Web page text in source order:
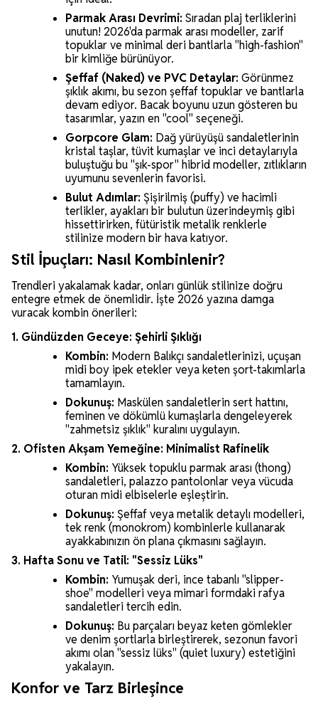
Parmak Arası Devrimi: Sıradan plaj terliklerini
unutun! 2026'da parmak arası modeller, zarif
topuklar ve minimal deri bantlarla "high-fashion"
bir kimliğe bürünüyor.
Şeffaf (Naked) ve PVC Detaylar: Görünmez
şıklık akımı, bu sezon şeffaf topuklar ve bantlarla
devam ediyor. Bacak boyunu uzun gösteren bu
tasarımlar, yazın en "cool" seçeneği.
Gorpcore Glam: Dağ yürüyüşü sandaletlerinin
kristal taşlar, tüvit kumaşlar ve inci detaylarıyla
buluştuğu bu "şık-spor" hibrid modeller, zıtlıkların
uyumunu sevenlerin favorisi.
Bulut Adımlar: Şişirilmiş (puffy) ve hacimli
terlikler, ayakları bir bulutun üzerindeymiş gibi
hissettirirken, fütüristik metalik renklerle
stilinize modern bir hava katıyor.
Stil İpuçları: Nasıl Kombinlenir?
Trendleri yakalamak kadar, onları günlük stilinize doğru
entegre etmek de önemlidir. İşte 2026 yazına damga
vuracak kombin önerileri:
1. Gündüzden Geceye: Şehirli Şıklığı
Kombin: Modern Balıkçı sandaletlerinizi, uçuşan
midi boy ipek etekler veya keten şort-takımlarla
tamamlayın.
Dokunuş: Maskülen sandaletlerin sert hattını,
feminen ve dökümlü kumaşlarla dengeleyerek
"zahmetsiz şıklık" kuralını uygulayın.
2. Ofisten Akşam Yemeğine: Minimalist Rafinelik
Kombin: Yüksek topuklu parmak arası (thong)
sandaletleri, palazzo pantolonlar veya vücuda
oturan midi elbiselerle eşleştirin.
Dokunuş: Şeffaf veya metalik detaylı modelleri,
tek renk (monokrom) kombinlerle kullanarak
ayakkabınızın ön plana çıkmasını sağlayın.
3. Hafta Sonu ve Tatil: "Sessiz Lüks"
Kombin: Yumuşak deri, ince tabanlı "slipper-
shoe" modelleri veya mimari formdaki rafya
sandaletleri tercih edin.
Dokunuş: Bu parçaları beyaz keten gömlekler
ve denim şortlarla birleştirerek, sezonun favori
akımı olan "sessiz lüks" (quiet luxury) estetiğini
yakalayın.
Konfor ve Tarz Birleşince